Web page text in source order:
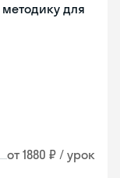
для
от 1880 ₽ / урок